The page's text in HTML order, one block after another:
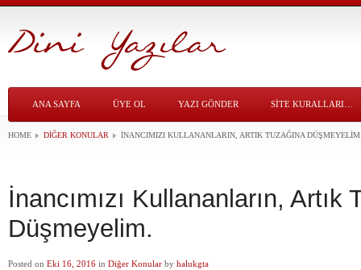
ANA SAYFA ÜYE OL YAZI GÖNDER SITE KURALLARI…
HOME DIĞER KONULAR İNANCIMIZI KULLANANLARIN, ARTIK TUZAĞINA
İnancımızı Kullananların, Artık
Düşmeyelim.
Posted on Eki 16, 2016 in Diğer Konular by halukgta